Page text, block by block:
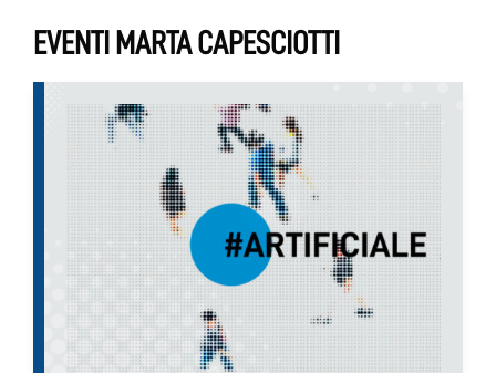
EVENTI MARTA CAPESCIOTTI